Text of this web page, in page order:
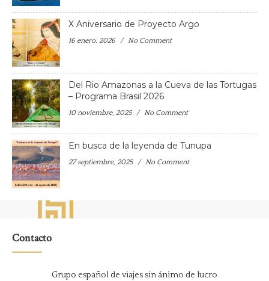
X Aniversario de Proyecto Argo
16 enero, 2026 No Comment
Del Rio Amazonas a la Cueva de las Tortugas
– Programa Brasil 2026
10 noviembre, 2025 No Comment
En busca de la leyenda de Tunupa
27 septiembre, 2025 No Comment
Contacto
Grupo español de viajes sin ánimo de lucro